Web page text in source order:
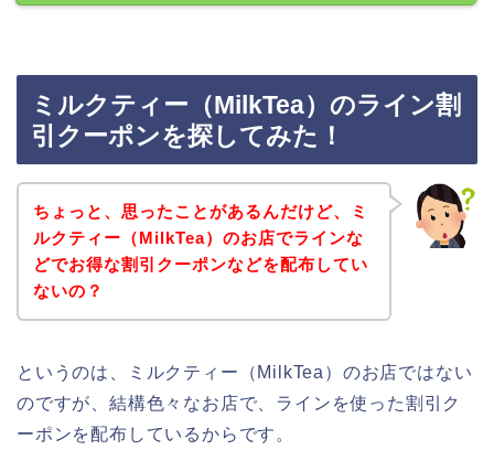
ミルクティー（MilkTea）のライン割
引クーポンを探してみた！
ちょっと、思ったことがあるんだけど、ミ
ルクティー（MilkTea）のお店でラインな
どでお得な割引クーポンなどを配布してい
ないの？
というのは、ミルクティー（MilkTea）のお店ではない
のですが、結構色々なお店で、ラインを使った割引ク
ーポンを配布しているからです。